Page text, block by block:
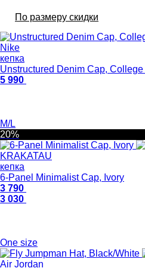
По размеру скидки
Nike
кепка
Unstructured Denim Cap,
5 990
M/L
20%
KRAKATAU
кепка
6-Panel Minimalist Cap, Ivory
3 790
3 030
One size
Air Jordan